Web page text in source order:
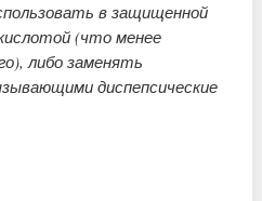
в защищенной
(что менее
либо заменять
диспепсические